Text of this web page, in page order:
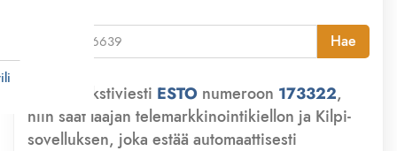
Hae
Lähetä tekstiviesti ESTO numeroon 173322,
niin saat laajan telemarkkinointikiellon ja Kilpi-
sovelluksen, joka estää automaattisesti